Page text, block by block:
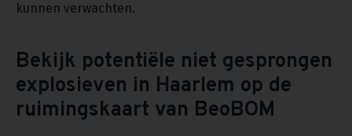
kunnen verwachten.
Bekijk potentiële niet gesprongen
explosieven in Haarlem op de
ruimingskaart van BeoBOM